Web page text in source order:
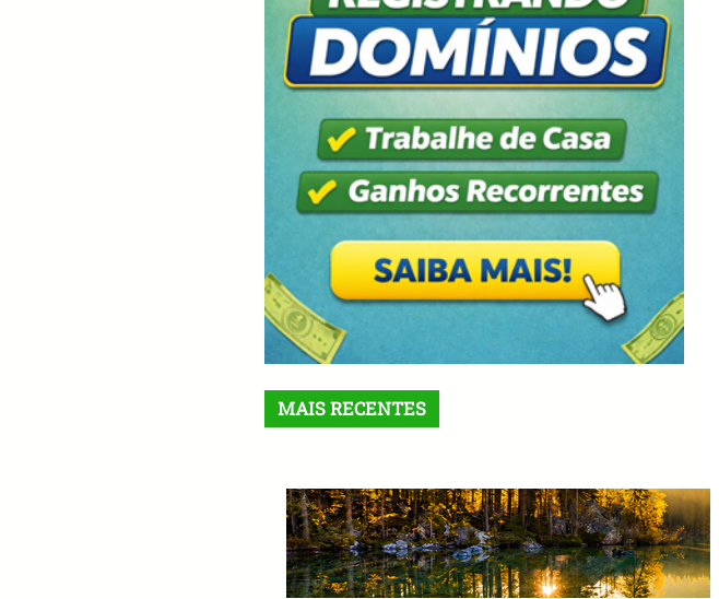
MAIS RECENTES
A Missão dos Espíritas na
Sociedade: Esclarecer, Acolher
e Respeitar o Livre-Arbítrio
10/07/2026